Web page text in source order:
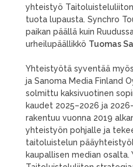
yhteistyö
tuota lupausta. Synchro
paikan päällä kuin
urheilupäällikkö Tuomas
Yhteistyötä syventää
ja Sanoma Media Finland
solmittu kaksivuotinen
kaudet 2025–2026 ja
rakentuu vuonna 2019
yhteistyön pohjalle ja
taitoluistelun
kaupallisen median